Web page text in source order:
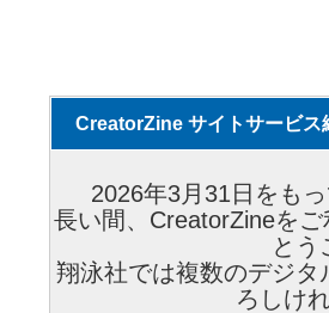
CreatorZine サイトサービス
2026年3月31日をも
長い間、CreatorZineを
とう
翔泳社では複数のデジ
ろしけ